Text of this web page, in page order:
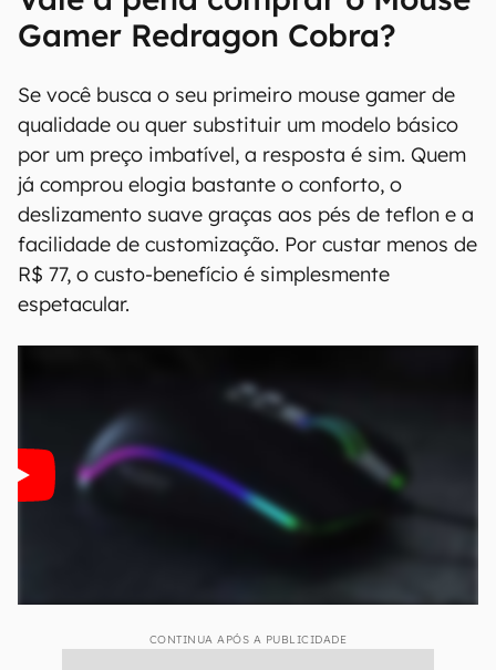
Gamer Redragon Cobra?
Se você busca o seu primeiro mouse gamer de
qualidade ou quer substituir um modelo básico
por um preço imbatível, a resposta é sim. Quem
já comprou elogia bastante o conforto, o
deslizamento suave graças aos pés de teflon e a
facilidade de customização. Por custar menos de
R$ 77, o custo-benefício é simplesmente
espetacular.
CONTINUA APÓS A PUBLICIDADE